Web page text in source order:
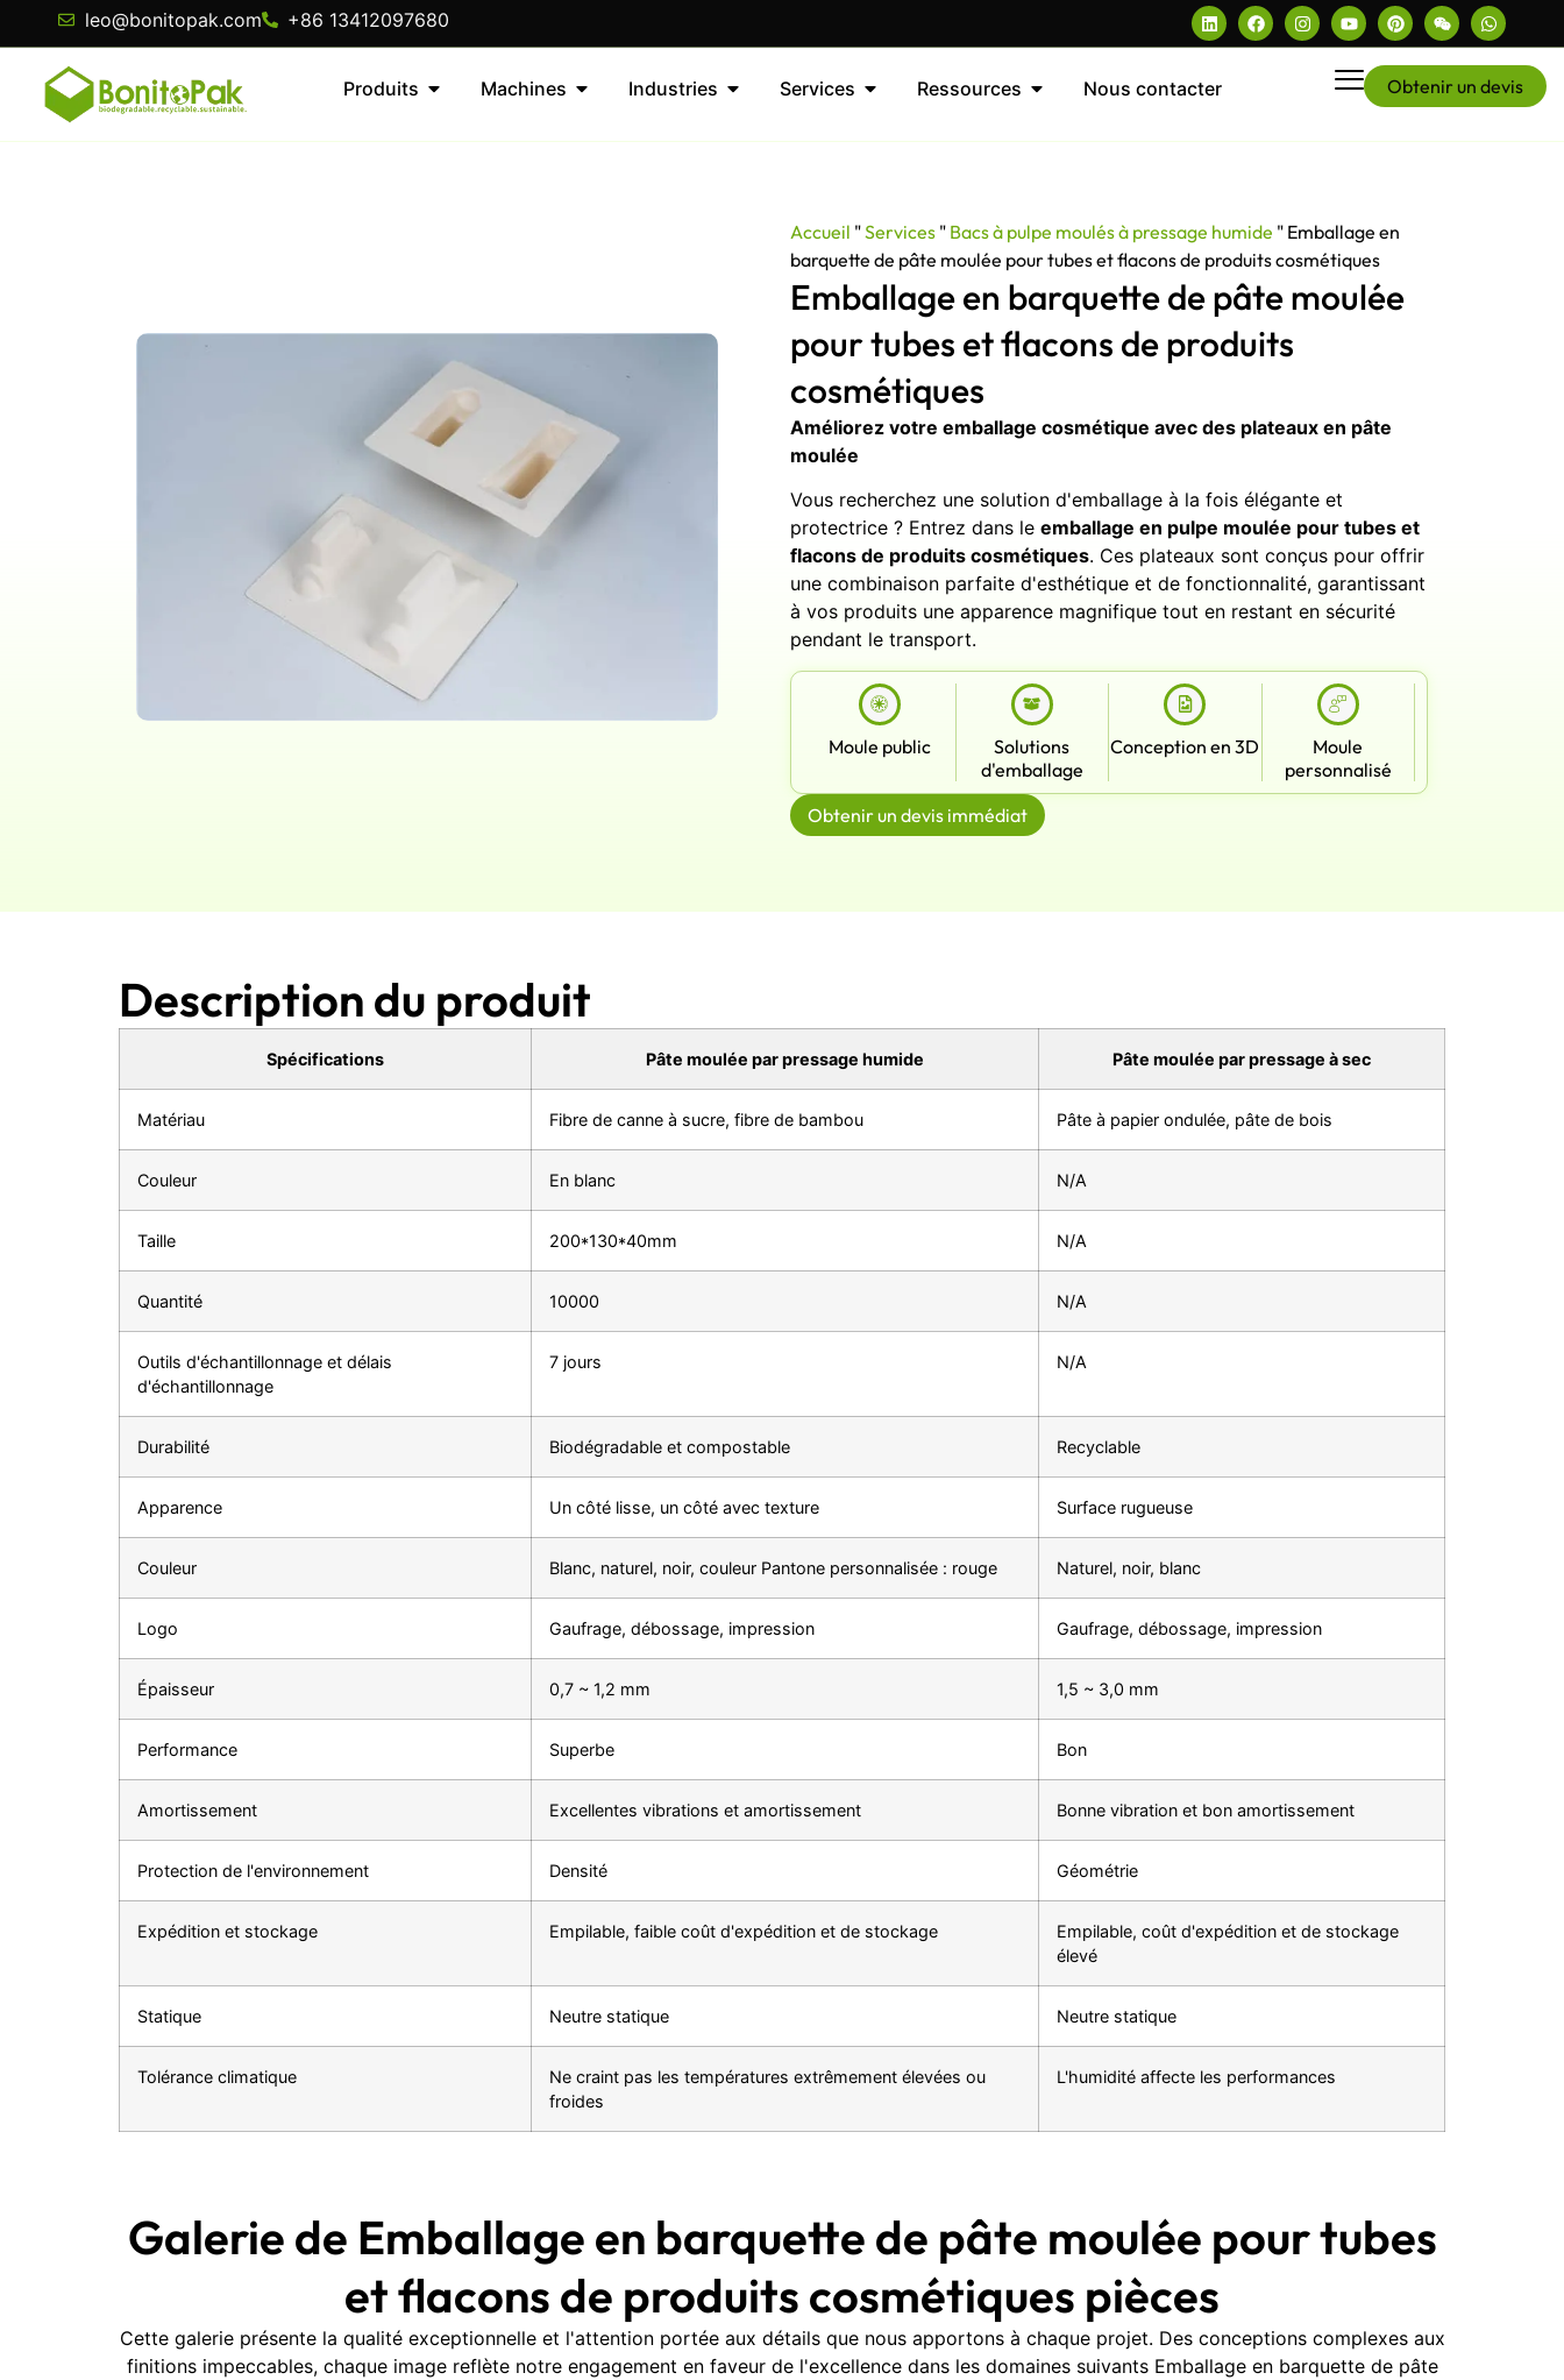
leo@bonitopak.com +86 13412097680
Produits Machines Industries Services Ressources Nous contacter Obtenir un devis
Accueil "Services " Bacs à pulpe moulés à pressage humide " Emballage en
barquette de pâte moulée pour tubes et flacons de produits cosmétiques
Emballage en barquette de pâte moulée
pour tubes et flacons de produits
cosmétiques
Améliorez votre emballage cosmétique avec des plateaux en pâte
moulée
Vous recherchez une solution d'emballage à la fois élégante et
protectrice ? Entrez dans leemballage en pulpe moulée pour tubes et
flacons de produits cosmétiques. Ces plateaux sont conçus pour offrir
une combinaison parfaite d'esthétique et de fonctionnalité, garantissant
à vos produits une apparence magnifique tout en restant en sécurité
pendant le transport.
Moule public
Solutions
d'emballage
Conception en 3D
Moule
personnalisé
Obtenir un devis immédiat
Description du produit
Spécifications Pâte moulée par pressage humide Pâte moulée par pressage à sec
Matériau Fibre de canne à sucre, fibre de bambou Pâte à papier ondulée, pâte de bois
Couleur En blanc N/A
Taille 200*130*40mm N/A
Quantité 10000 N/A
Outils d'échantillonnage et délais
d'échantillonnage
7 jours N/A
Durabilité Biodégradable et compostable Recyclable
Apparence Un côté lisse, un côté avec texture Surface rugueuse
Couleur Blanc, naturel, noir, couleur Pantone personnalisée : rouge Naturel, noir, blanc
Logo Gaufrage, débossage, impression Gaufrage, débossage, impression
Épaisseur 0,7 ~ 1,2 mm 1,5 ~ 3,0 mm
Performance Superbe Bon
Amortissement Excellentes vibrations et amortissement Bonne vibration et bon amortissement
Protection de l'environnement Densité Géométrie
Expédition et stockage Empilable, faible coût d'expédition et de stockage
Empilable, coût d'expédition et de stockage
élevé
Statique Neutre statique Neutre statique
Tolérance climatique
Ne craint pas les températures extrêmement élevées ou
froides
L'humidité affecte les performances
Galerie de Emballage en barquette de pâte moulée pour tubes
et flacons de produits cosmétiques pièces
Cette galerie présente la qualité exceptionnelle et l'attention portée aux détails que nous apportons à chaque projet. Des conceptions complexes aux
finitions impeccables, chaque image reflète notre engagement en faveur de l'excellence dans les domaines suivants Emballage en barquette de pâte